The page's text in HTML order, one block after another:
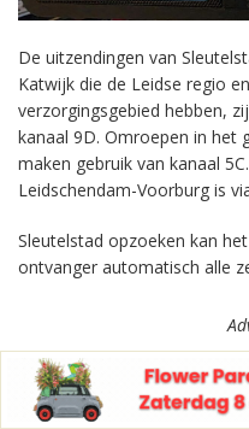
De uitzendingen van
Katwijk die de Leidse regio
verzorgingsgebied hebben,
kanaal 9D. Omroepen in het
maken gebruik van kanaal
Leidschendam-Voorburg is
Sleutelstad opzoeken kan
ontvanger automatisch alle